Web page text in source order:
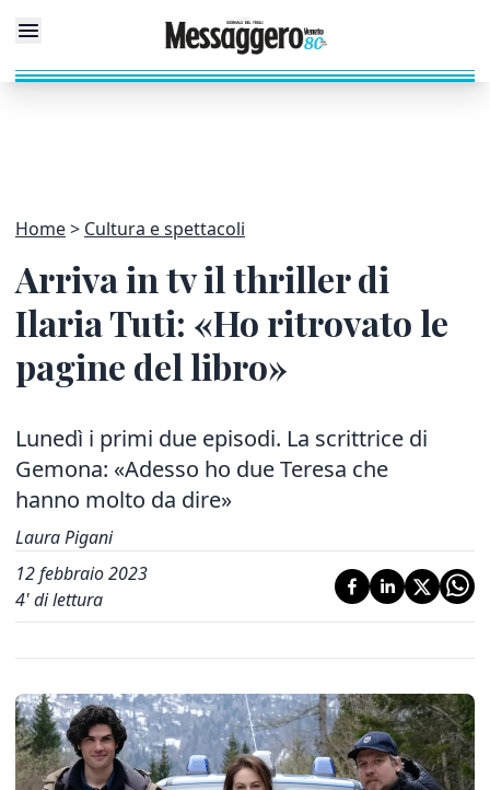
Home Cultura e spettacoli
Arriva in tv il thriller di
Ilaria Tuti: «Ho ritrovato le
pagine del libro»
Lunedì i primi due episodi. La scrittrice di
Gemona: «Adesso ho due Teresa che
hanno molto da dire»
Laura Pigani
12 febbraio 2023
4' di lettura